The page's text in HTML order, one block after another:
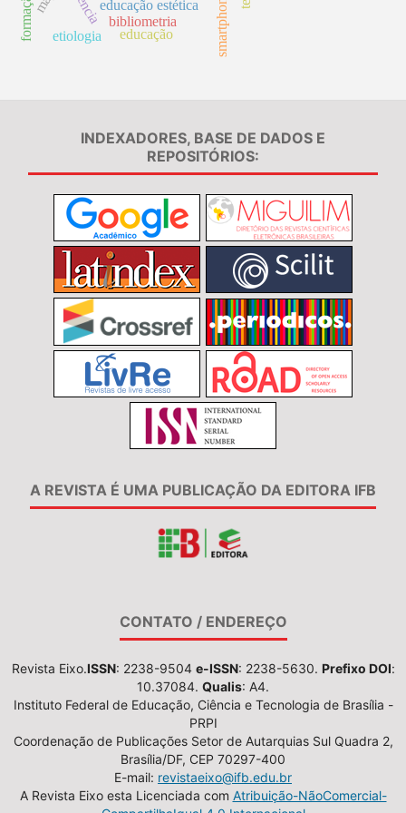
educação estética
smartphone
bibliometria
etiologia
educação
INDEXADORES, BASE DE DADOS E
REPOSITÓRIOS:
A REVISTA É UMA PUBLICAÇÃO DA EDITORA IFB
CONTATO / ENDEREÇO
Revista Eixo.ISSN: 2238-9504 e-ISSN: 2238-5630. Prefixo DOI:
10.37084. Qualis: A4.
Instituto Federal de Educação, Ciência e Tecnologia de Brasília -
PRPI
Coordenação de Publicações Setor de Autarquias Sul Quadra 2,
Brasília/DF, CEP 70297-400
E-mail: revistaeixo@ifb.edu.br
A Revista Eixo esta Licenciada com Atribuição-NãoComercial-